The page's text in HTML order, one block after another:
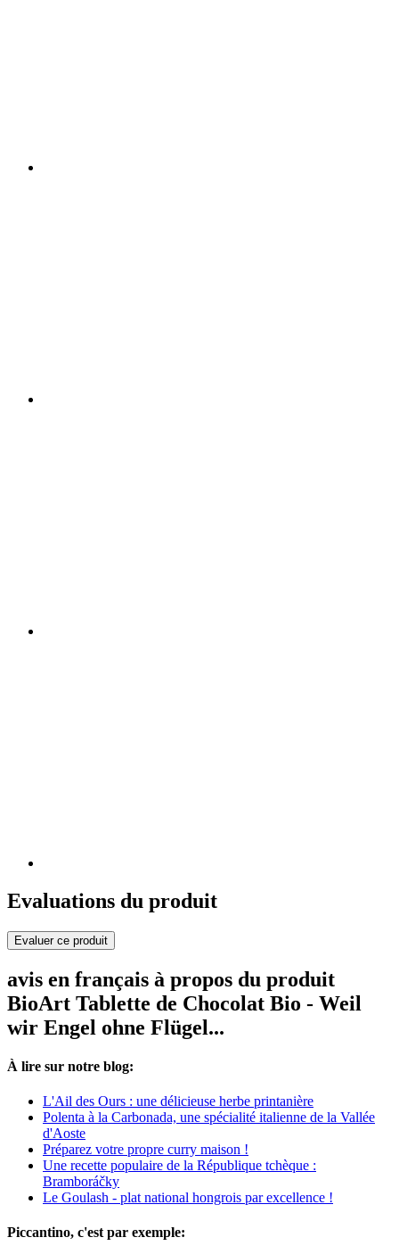
Evaluations du produit
Evaluer ce produit
avis en français à propos du produit
BioArt Tablette de Chocolat Bio - Weil
wir Engel ohne Flügel...
À lire sur notre blog:
L'Ail des Ours : une délicieuse herbe printanière
Polenta à la Carbonada, une spécialité italienne de la Vallée
d'Aoste
Préparez votre propre curry maison !
Une recette populaire de la République tchèque :
Bramboráčky
Le Goulash - plat national hongrois par excellence !
Piccantino, c'est par exemple: